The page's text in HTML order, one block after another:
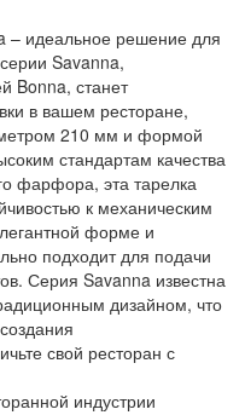
– идеальное решение для
Savanna,
Bonna, станет
в вашем ресторане,
210 мм и формой
стандартам качества
фарфора, эта тарелка
к механическим
форме и
подходит для подачи
Серия Savanna известна
дизайном, что
свой ресторан с
индустрии